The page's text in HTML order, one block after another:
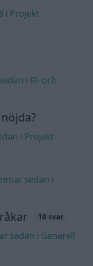
i Projekt
i El- och
i Projekt
sedan i
10 svar
sedan i Generell